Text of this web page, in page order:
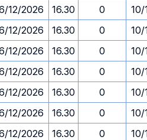
12/2026 16.30 0
10/
12/2026 16.30 0
10/
12/2026 16.30 0
10/
12/2026 16.30 0
10/
12/2026 16.30 0
10/
12/2026 16.30 0
10/
12/2026 16.30 0
10/